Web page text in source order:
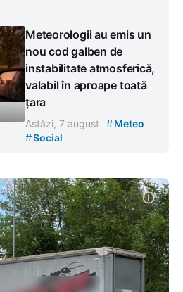
Meteorologii au emis un
nou cod galben de
instabilitate atmosferică,
valabil în aproape toată
țara
Astăzi, 7 august #Meteo
#Social